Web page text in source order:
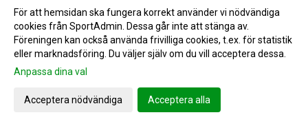
Pontus Johansson och Maria Busk inspirerar
Utlottade priser från Målkronan 2018-08-20 08:33
Tung förlust för herrlaget mot FF
Seger 2-1 mot Bosna 92
För att hemsidan ska fungera korrekt använder vi nödvändiga
cookies från SportAdmin. Dessa går inte att stänga av.
Föreningen kan också använda frivilliga cookies, t.ex. för statistik
eller marknadsföring. Du väljer själv om du vill acceptera dessa.
Anpassa dina val
Acceptera nödvändiga Acceptera alla